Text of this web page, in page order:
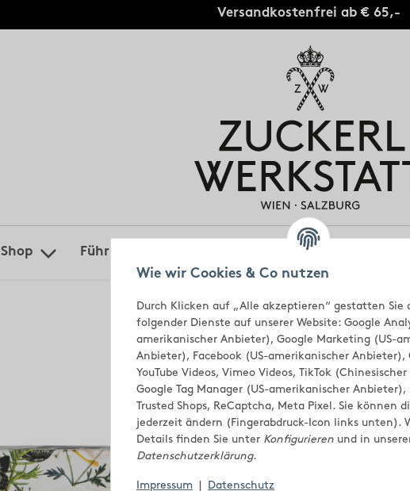
Versandkostenfrei ab € 65,-
Shop Führungen Standorte
Mit echtem
Inhalt: 150 g
Wie wir Cookies & Co nutzen
Durch Klicken auf „Alle akzeptieren“ gestatten Sie
folgender Dienste auf unserer Website: Google
amerikanischer Anbieter), Google Marketing (US-
Anbieter), Facebook (US-amerikanischer Anbieter),
YouTube Videos, Vimeo Videos, TikTok
Google Tag Manager (US-amerikanischer Anbieter),
Trusted Shops, ReCaptcha, Meta Pixel. Sie können
jederzeit ändern (Fingerabdruck-Icon links unten).
Details finden Sie unter Konfigurieren und in
Datenschutzerklärung.
Impressum Datenschutz